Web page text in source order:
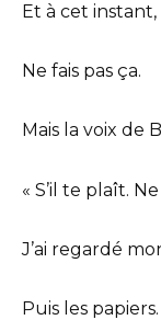
Et à cet
Ne fais pas ça.
Mais la voix de
« S’il te plaît.
J’ai regardé
Puis les papiers.